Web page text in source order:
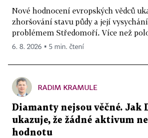
Nové hodnocení evropských vědců
zhoršování stavu půdy a její
problémem Středomoří. Více než
6. 8. 2026 ▪ 5 min. čtení
RADIM KRAMULE
Diamanty nejsou věčné. Jak
ukazuje, že žádné aktivum
hodnotu